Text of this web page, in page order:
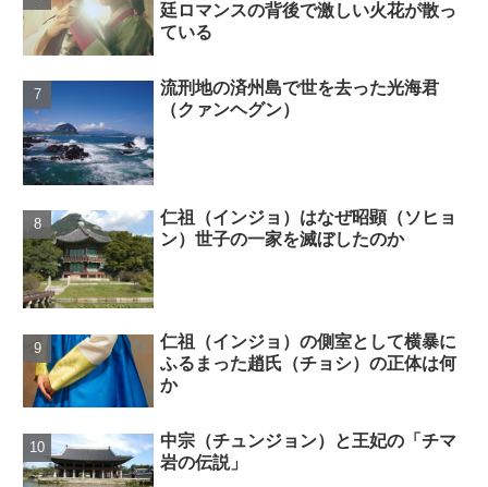
廷ロマンスの背後で激しい火花が散っ
ている
流刑地の済州島で世を去った光海君
（クァンヘグン）
仁祖（インジョ）はなぜ昭顕（ソヒョ
ン）世子の一家を滅ぼしたのか
仁祖（インジョ）の側室として横暴に
ふるまった趙氏（チョシ）の正体は何
か
中宗（チュンジョン）と王妃の「チマ
岩の伝説」